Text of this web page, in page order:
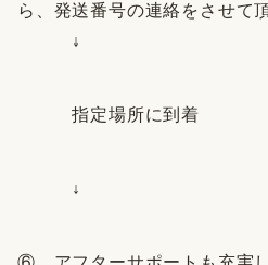
ら、発送番号の連絡をさせて
↓
指定場所に到着
↓